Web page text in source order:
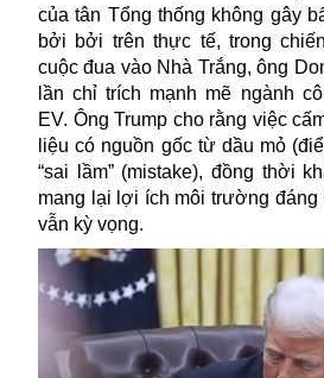
của tân Tổng thống không gây
bởi bởi trên thực tế,trong
cuộc đua vào Nhà Trắng, ông
lần chỉ trích mạnh mẽ ngành
EV. Ông Trump cho rằng việc
liệu có nguồn gốc từ dầu mỏ
“sai lầm” (mistake), đồng thời
mang lại lợi ích môi trường
vẫn kỳ vọng.